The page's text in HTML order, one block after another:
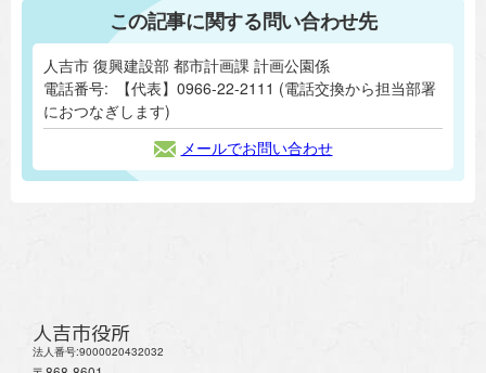
この記事に関する問い合わせ先
人吉市 復興建設部 都市計画課 計画公園係
電話番号:
【代表】0966-22-2111 (電話交換から担当部署
におつなぎします)
メールでお問い合わせ
人吉市役所
法人番号:9000020432032